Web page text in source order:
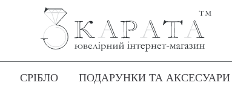
СРІБЛО ПОДАРУНКИ ТА АКСЕСУАРИ